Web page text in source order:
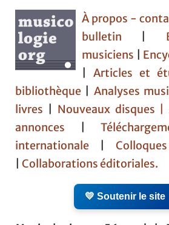
À propos -
bulletin
musiciens
|Articles et
bibliothèque
Analyses
livres
Nouveaux disques |
annonces
internationale
Collaborations éditoriales.
💛 Soutenir le site